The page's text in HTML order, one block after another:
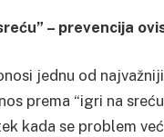
– prevencija
jednu od
prema “igri na
kada se problem